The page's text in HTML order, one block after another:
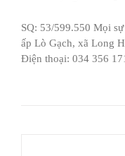
SQ: 53/599.550 Mọi
ấp Lò Gạch, xã Long
Điện thoại: 034 356